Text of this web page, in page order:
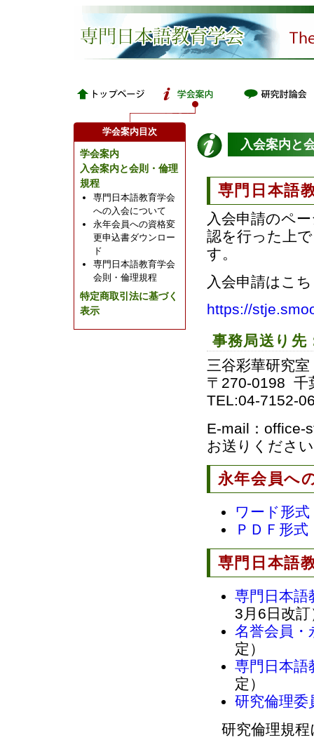
学会案内目次
学会案内
入会案内と会則・倫理
規程
専門日本語教育学会
への入会について
永年会員への資格変
更申込書ダウンロー
ド
専門日本語教育学会
会則・倫理規程
特定商取引法に基づく
表示
入会案内と
専門日本語
入会申請のペ
認を行った上
す。
入会申請はこ
https://
事務局送り先
三谷彩華研究室
〒270-0198 千
TEL:04-7152-
E-mail：office-
お送りくださ
永年会員へ
ワード形式
ＰＤＦ形式
専門日本語
専門日本語
3月6日改訂
名誉会員・
定）
専門日本語
定）
研究倫理委
研究倫理規程